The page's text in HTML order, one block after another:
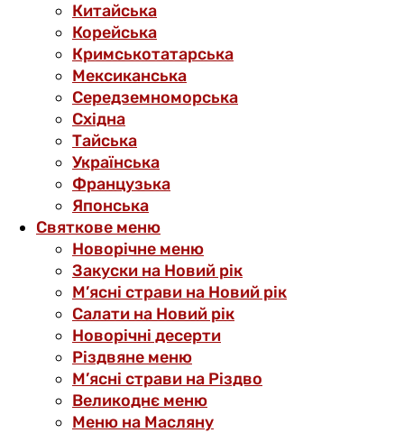
Китайська
Корейська
Кримськотатарська
Мексиканська
Середземноморська
Східна
Тайська
Українська
Французька
Японська
Святкове меню
Новорічне меню
Закуски на Новий рік
М’ясні страви на Новий рік
Салати на Новий рік
Новорічні десерти
Різдвяне меню
М’ясні страви на Різдво
Великоднє меню
Меню на Масляну